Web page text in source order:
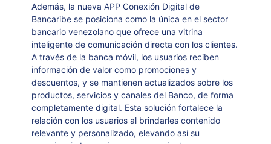
Además, la nueva APP Conexión Digital de
Bancaribe se posiciona como la única en el sector
bancario venezolano que ofrece una vitrina
inteligente de comunicación directa con los clientes.
A través de la banca móvil, los usuarios reciben
información de valor como promociones y
descuentos, y se mantienen actualizados sobre los
productos, servicios y canales del Banco, de forma
completamente digital. Esta solución fortalece la
relación con los usuarios al brindarles contenido
relevante y personalizado, elevando así su